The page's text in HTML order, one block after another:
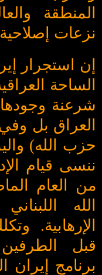
المنطقة
نزعات
إن استجرار
الساحة
شرعنة
العراق بل
حزب الله)
ننسى قيام
من العام
الله
الإرهابية.
قبل
برنامج إيران